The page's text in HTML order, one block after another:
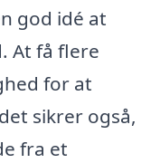
god idé at
At få flere
for at
sikrer også,
fra et